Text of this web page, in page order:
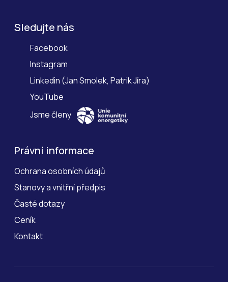
Sledujte nás
Facebook
Instagram
Linkedin (Jan Smolek, Patrik Jíra)
YouTube
Jsme členy
Právní informace
Ochrana osobních údajů
Stanovy a vnitřní předpis
Časté dotazy
Ceník
Kontakt